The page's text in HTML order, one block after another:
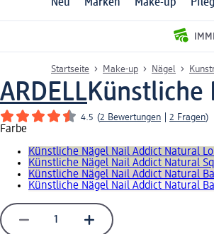
Neu Marken Make-up
Startseite Make-up Nägel
ARDELLKünstliche
4.5 (2 Bewertungen 2 Fragen)
Farbe
Künstliche Nägel Nail Addict Natural
Künstliche Nägel Nail Addict Natural
Künstliche Nägel Nail Addict Natural
Künstliche Nägel Nail Addict Natural